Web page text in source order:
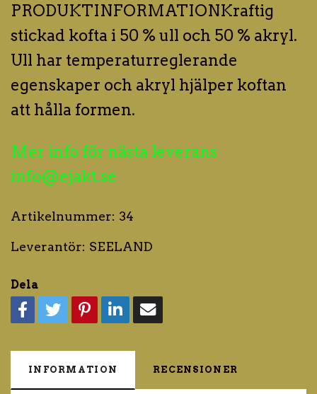
PRODUKTINFORMATIONKraftig
stickad kofta i 50 % ull och 50 % akryl.
Ull har temperaturreglerande
egenskaper och akryl hjälper koftan
att hålla formen.
Mer info för nästa leverans
info@ejakt.se
Artikelnummer: 34
Leverantör: SEELAND
Dela
INFORMATION RECENSIONER